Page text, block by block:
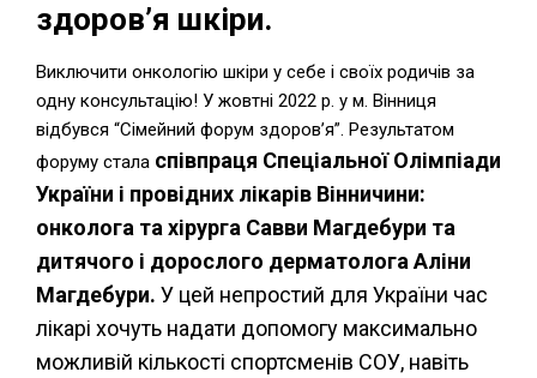
здоров’я шкіри.
Виключити онкологію шкіри у себе і своїх родичів за
одну консультацію! У жовтні 2022 р. у м. Вінниця
відбувся “Сімейний форум здоров’я”. Результатом
форуму стала співпраця Спеціальної Олімпіади
України і провідних лікарів Вінничини:
онколога та хірурга Савви Магдебури та
дитячого і дорослого дерматолога Аліни
Магдебури. У цей непростий для України час
лікарі хочуть надати допомогу максимально
можливій кількості спортсменів СОУ, навіть